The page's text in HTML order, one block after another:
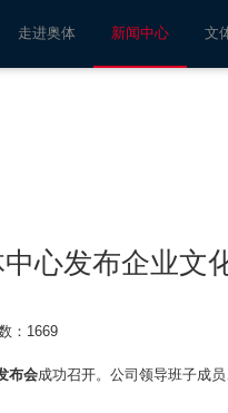
走进奥体 新闻中心 文
心发布企业文
：1669
布会成功召开。公司领导班子成